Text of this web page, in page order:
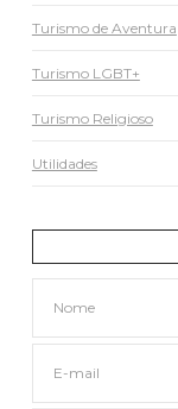
Turismo de Aventura
Turismo LGBT+
Turismo Religioso
Utilidades